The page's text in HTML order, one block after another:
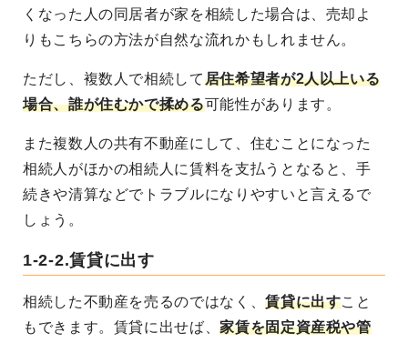
くなった人の同居者が家を相続した場合は、売却よ
りもこちらの方法が自然な流れかもしれません。
ただし、複数人で相続して居住希望者が2人以上いる
場合、誰が住むかで揉める可能性があります。
また複数人の共有不動産にして、住むことになった
相続人がほかの相続人に賃料を支払うとなると、手
続きや清算などでトラブルになりやすいと言えるで
しょう。
1-2-2.賃貸に出す
相続した不動産を売るのではなく、賃貸に出すこと
もできます。賃貸に出せば、家賃を固定資産税や管